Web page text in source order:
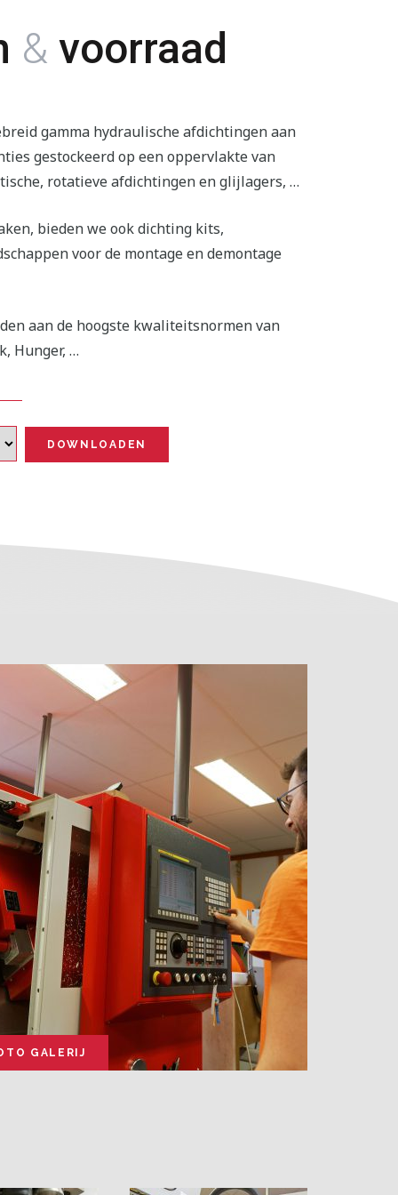
& voorraad
gamma hydraulische afdichtingen aan
gestockeerd op een oppervlakte van
rotatieve afdichtingen en glijlagers, …
bieden we ook dichting kits,
voor de montage en demontage
aan de hoogste kwaliteitsnormen van
Hunger, …
GALERIJ